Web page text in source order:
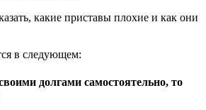
какие приставы плохие и как они
в следующем:
долгами самостоятельно, то